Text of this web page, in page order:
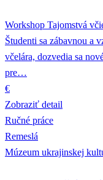
Workshop Tajomstvá
Študenti sa zábavnou a
včelára, dozvedia sa
pre…
€
Zobraziť detail
Ručné práce
Remeslá
Múzeum ukrajinskej